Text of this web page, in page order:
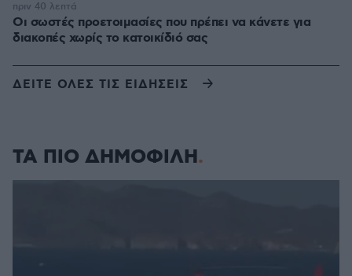
Οι σωστές προετοιμασίες που πρέπει να κάνετε για
διακοπές χωρίς το κατοικίδιό σας
πριν 40 λεπτά
ΔΕΙΤΕ ΟΛΕΣ ΤΙΣ ΕΙΔΗΣΕΙΣ
ΤΑ ΠΙΟ ΔΗΜΟΦΙΛΗ